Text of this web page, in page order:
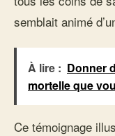
semblait animé
À lire : Donner
mortelle que
Ce témoignage